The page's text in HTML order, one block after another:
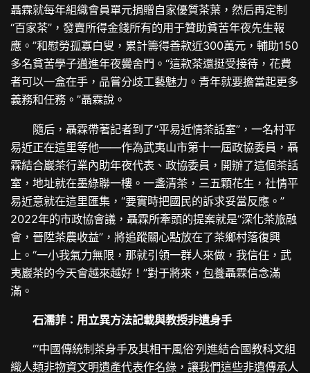
聶霖就每年組織會員單元捐贈自家優質茶葉，然后再定制
“百家茶”，發賣所得金錢所有的用于贊助貧苦年夜先生報
應。”和慰勞孤寡白叟，累計籌得善款近300萬元，輔助150
多名貧苦學子邁進年夜黌舍門。“這款茶還挺受接待，花費
者可以一盒在手，品嘗分歧工藝魅力。青年就要擔當起更多
義務和任務。”聶霖說。
隨后，聶霖帶著記者到了“平易近情茶話室”，一名村平
易近正在這里等他——作為武夷山市第十一屆政協委員，聶
霖結合巖茶行業內助年夜代表、政協委員，開辦了這個茶話
室，地址就在墨綠聯一樓。一盞清茶，三五顆花生，社情平
易近意就在這里匯集，“要實時把國民的訴求妥當反應。”
2022年的市政協會議，聶霖所牽頭的提案就是“深化茶旅融
會，晉陞茶農收益”，將追蹤關心點放在了茶鄉村落復興
上。“一小我氣力無限，那就引領一群人來做，我信任，武
夷巖茶的今天會越來越好！”對于將來，包養聶霖信念滿
滿。
石濡菲：用立異方法記載與教授非遺身手
“‘中國傳統制茶身手及其相干風俗’列進結合國教科文組
織人類非物資文明遺產代表作名錄，讓我們這些非遺傳承人